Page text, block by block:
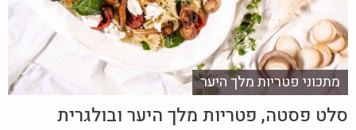
מתכוני פטריות מלך היער
סלט פסטה, פטריות מלך היער ובולגרית